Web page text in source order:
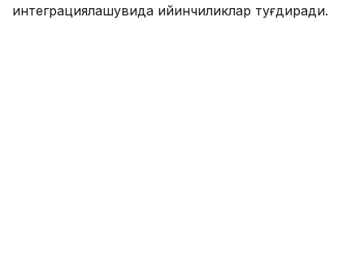
интеграциялашувида қийинчиликлар туғдиради.